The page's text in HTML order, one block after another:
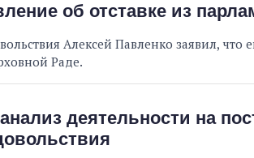
об отставке из
Алексей Павленко заявил, что
Раде.
деятельности на